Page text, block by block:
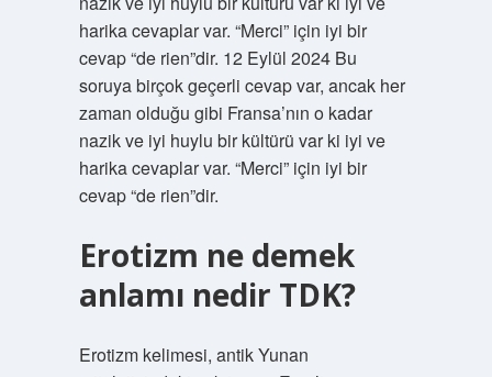
harika cevaplar var. “Merci” için iyi bir
cevap “de rien”dir. 12 Eylül 2024 Bu
soruya birçok geçerli cevap var, ancak her
zaman olduğu gibi Fransa’nın o kadar
nazik ve iyi huylu bir kültürü var ki iyi ve
harika cevaplar var. “Merci” için iyi bir
cevap “de rien”dir.
Erotizm ne demek
anlamı nedir TDK?
Erotizm kelimesi, antik Yunan